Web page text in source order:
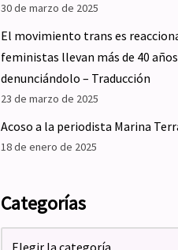
30 de marzo de 2025
El movimiento trans es
feministas llevan más de 40 años
denunciándolo – Traducción
23 de marzo de 2025
Acoso a la periodista Marina
18 de enero de 2025
Categorías